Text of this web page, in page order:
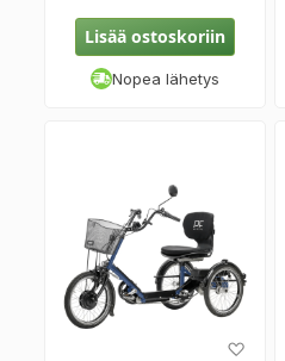
Lisää ostoskoriin
Nopea lähetys